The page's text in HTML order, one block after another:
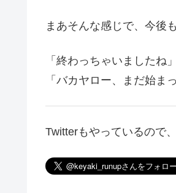
まあそんな感じで、今後
「終わっちゃいましたね」
「バカヤロー、まだ始ま
Twitterもやっているので